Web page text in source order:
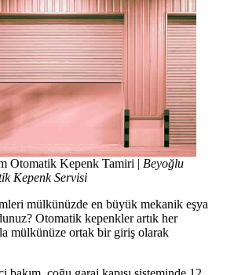
Otomatik Kepenk Tamiri | Beyoğlu
Kepenk Servisi
mülkünüzde en büyük mekanik eşya
Otomatik kepenkler artık her
mülkünüze ortak bir giriş olarak